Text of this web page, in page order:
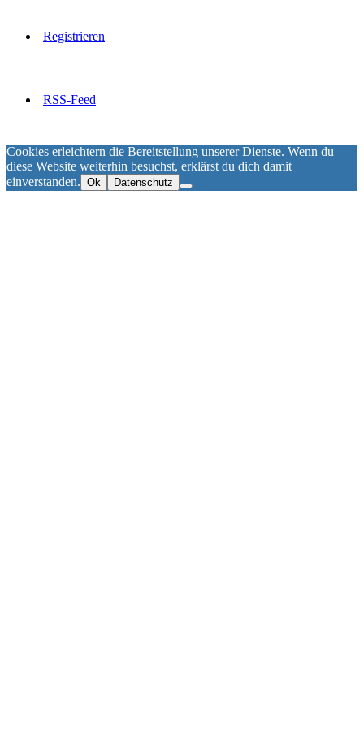
Registrieren
RSS-Feed
Cookies erleichtern die Bereitstellung unserer Dienste. Wenn du
diese Website weiterhin besuchst, erklärst du dich damit
einverstanden. Ok Datenschutz